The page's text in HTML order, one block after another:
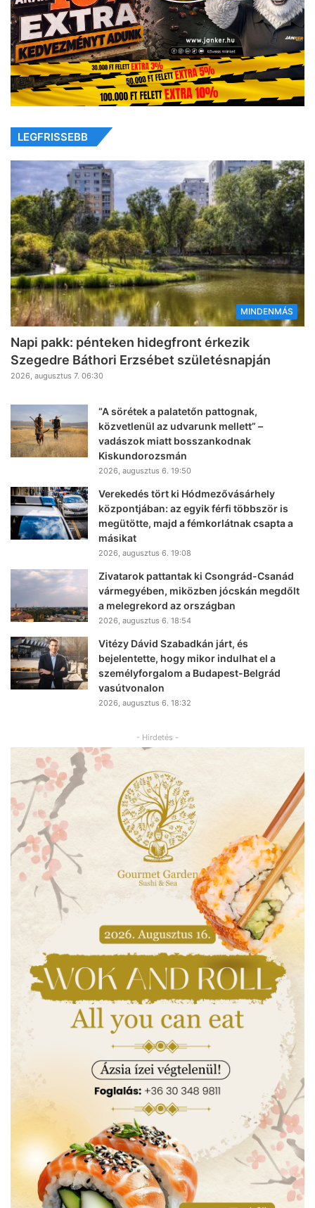
LEGFRISSEBB
MINDENMÁS
Napi pakk: pénteken hidegfront érkezik
Szegedre Báthori Erzsébet születésnapján
2026, augusztus 7. 06:30
“A sörétek a palatetőn pattognak,
közvetlenül az udvarunk mellett” –
vadászok miatt bosszankodnak
Kiskundorozsmán
2026, augusztus 6. 19:50
Verekedés tört ki Hódmezővásárhely
központjában: az egyik férfi többször is
megütötte, majd a fémkorlátnak csapta a
másikat
2026, augusztus 6. 19:08
Zivatarok pattantak ki Csongrád-Csanád
vármegyében, miközben jócskán megdőlt
a melegrekord az országban
2026, augusztus 6. 18:54
Vitézy Dávid Szabadkán járt, és
bejelentette, hogy mikor indulhat el a
személyforgalom a Budapest-Belgrád
vasútvonalon
2026, augusztus 6. 18:32
- Hirdetés -